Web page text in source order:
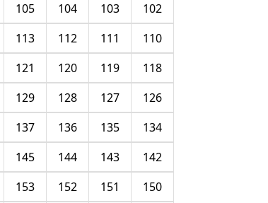
102
103
104
105
110
111
112
113
118
119
120
121
126
127
128
129
134
135
136
137
142
143
144
145
150
151
152
153